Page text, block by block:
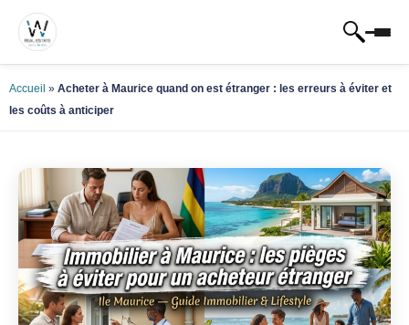
Accueil » Acheter à Maurice quand on est étranger : les erreurs à éviter et
les coûts à anticiper